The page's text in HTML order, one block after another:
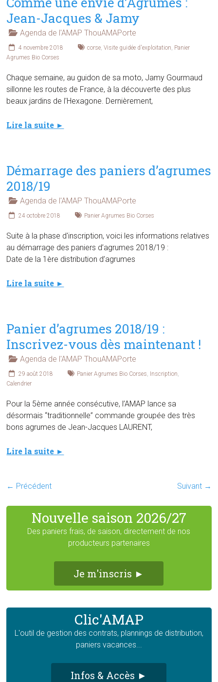
Jean-Jacques & Jamy
Agenda de l'AMAP ThouAMAPorte
4 novembre 2018 corse,Visite guidée d'exploitation, Panier
Agrumes Bio Corses
Chaque semaine, au guidon de sa moto, Jamy Gourmaud
sillonne les routes de France, à la découverte des plus
beaux jardins de l'Hexagone. Dernièrement,
Lire la suite ►
Démarrage des paniers d’agrumes
2018/19
Agenda de l'AMAP ThouAMAPorte
24 octobre 2018 Panier Agrumes Bio Corses
Suite à la phase d'inscription, voici les informations relatives
au démarrage des paniers d’agrumes 2018/19 :
Date de la 1ère distribution d’agrumes
Lire la suite ►
Panier d’agrumes 2018/19 :
Inscrivez-vous dès maintenant !
Agenda de l'AMAP ThouAMAPorte
29 août 2018 Panier Agrumes Bio Corses, Inscription,
Calendrier
Pour la 5ème année consécutive, l’AMAP lance sa
désormais “traditionnelle” commande groupée des très
bons agrumes de Jean-Jacques LAURENT,
Lire la suite ►
← Précédent Suivant →
Nouvelle saison 2026/27
Des paniers frais, de saison, directement de nos
producteurs partenaires
Je m'inscris ►
Clic'AMAP
L'outil de gestion des contrats, plannings de distribution,
paniers vacances...
Infos & Accès ►